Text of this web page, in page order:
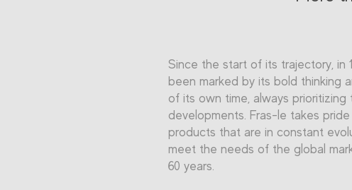
Since the start of its trajectory, in
been marked by its bold thinking
of its own time, always prioritizing
developments. Fras-le takes
products that are in constant
meet the needs of the global
60 years.